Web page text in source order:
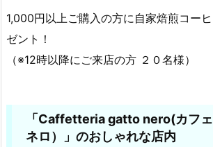
1,000円以上ご購入の方に自家焙煎コー
ゼント！
（※12時以降にご来店の方 ２０名様）
「Caffetteria gatto nero(カフェ
ネロ）」のおしゃれな店内